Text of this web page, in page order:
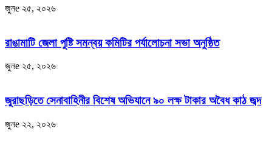
জুনe ২৫, ২০২৬
রাঙামাটি জেলা পুষ্টি সমন্বয় কমিটির পর্যালোচনা সভা অনুষ্ঠিত
জুনe ২৫, ২০২৬
জুরাছড়িতে সেনাবাহিনীর বিশেষ অভিযানে ৯০ লক্ষ টাকার অবৈধ কাঠ জব্দ
জুনe ২২, ২০২৬